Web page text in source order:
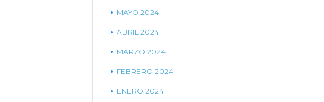
MAYO 2024
ABRIL 2024
MARZO 2024
FEBRERO 2024
ENERO 2024